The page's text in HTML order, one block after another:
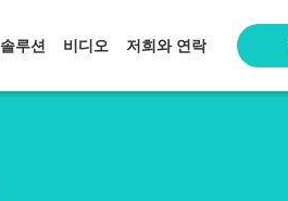
솔루션 비디오 저희와 연락